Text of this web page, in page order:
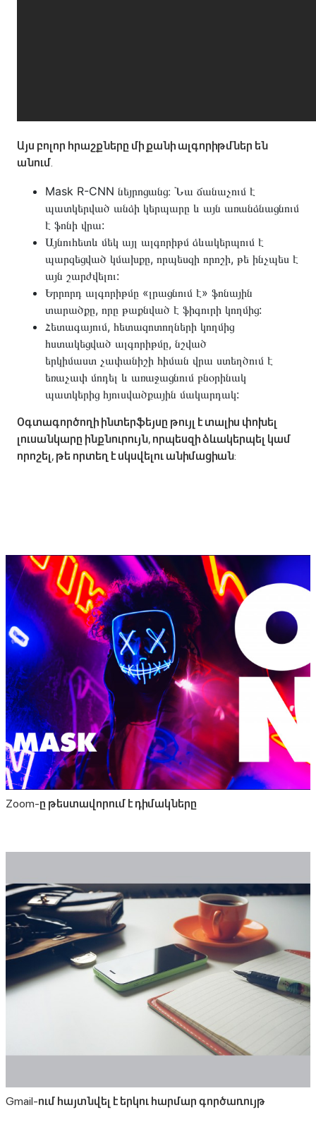
Այս բոլոր հրաշքները մի քանի ալգորիթմներ են
անում.
Mask R-CNN նեյրոցանց։ Նա ճանաչում է
պատկերված անձի կերպարը և այն առանձնացնում
է ֆոնի վրա:
Այնուհետև մեկ այլ ալգորիթմ ձևակերպում է
պարզեցված կմախքը, որպեսզի որոշի, թե ինչպես է
այն շարժվելու:
Երրորդ ալգորիթմը «լրացնում է» ֆոնային
տարածքը, որը թաքնված է ֆիգուրի կողմից:
Հետագայում, հետազոտողների կողմից
հստակեցված ալգորիթմը, նշված
երկիմաստ չափանիշի հիման վրա ստեղծում է
եռաչափ մոդել և առաջացնում բնօրինակ
պատկերից հյուսվածքային մակարդակ:
Օգտագործողի ինտերֆեյսը թույլ է տալիս փոխել
լուսանկարը ինքնուրույն, որպեսզի ձևակերպել կամ
որոշել, թե որտեղ է սկսվելու անիմացիան:
Zoom-ը թեստավորում է դիմակները
Gmail-ում հայտնվել է երկու հարմար գործառույթ